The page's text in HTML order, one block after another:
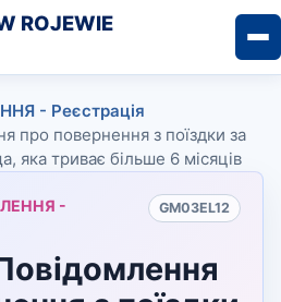
ROJEWIE
- Реєстрація
про повернення з поїздки за
яка триває більше 6 місяців
-
GM03EL12